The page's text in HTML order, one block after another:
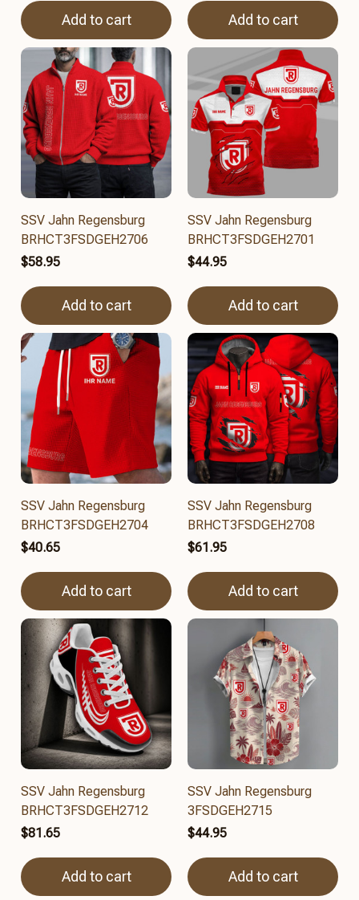
Add to cart Add to cart
SSV Jahn Regensburg
BRHCT3FSDGEH2706
$58.95
Add to cart
SSV Jahn Regensburg
BRHCT3FSDGEH2701
$44.95
Add to cart
SSV Jahn Regensburg
BRHCT3FSDGEH2704
$40.65
Add to cart
SSV Jahn Regensburg
BRHCT3FSDGEH2708
$61.95
Add to cart
SSV Jahn Regensburg
BRHCT3FSDGEH2712
$81.65
Add to cart
SSV Jahn Regensburg
3FSDGEH2715
$44.95
Add to cart